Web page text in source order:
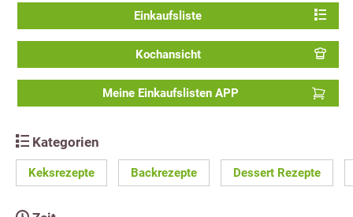
Einkaufsliste
Kochansicht
Meine Einkaufslisten APP
Kategorien
Keksrezepte Backrezepte Dessert Rezepte